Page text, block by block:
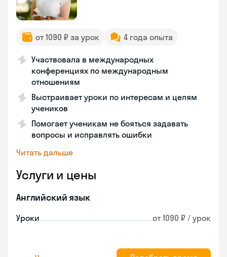
от 1090 ₽ за урок 4 года опыта
Участвовала в международных
конференциях по международным
отношениям
Выстраивает уроки по интересам и целям
учеников
Помогает ученикам не бояться задавать
вопросы и исправлять ошибки
Читать дальше
Услуги и цены
Английский язык
Уроки от 1090 ₽ / урок